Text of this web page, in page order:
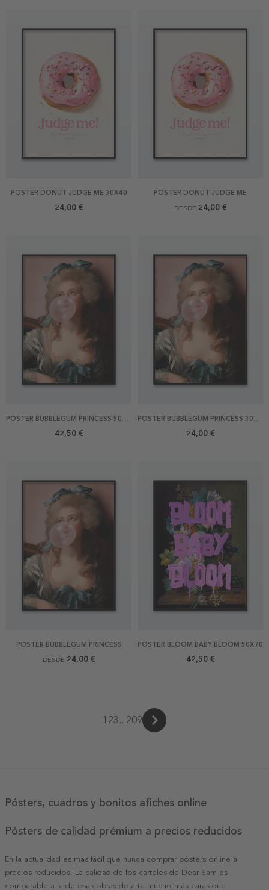
POSTER DONUT JUDGE ME 30X40
24,00 €
POSTER DONUT JUDGE ME
DESDE 24,00 €
POSTER BUBBLEGUM PRINCESS 50X70
42,50 €
POSTER BUBBLEGUM PRINCESS 30X40
24,00 €
POSTER BUBBLEGUM PRINCESS
DESDE 24,00 €
POSTER BLOOM BABY BLOOM 50X70
42,50 €
1 23 ...209
Pósters, cuadros y bonitos afiches online
Pósters de calidad prémium a precios reducidos
En la actualidad es más fácil que nunca comprar pósters online a
precios reducidos. La calidad de los carteles de Dear Sam es
comparable a la de esas obras de arte mucho más caras que